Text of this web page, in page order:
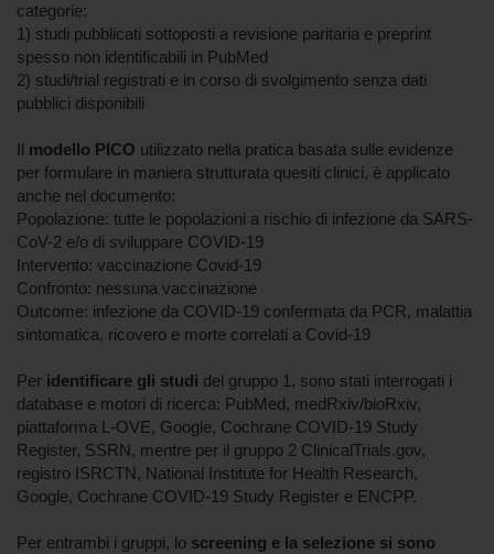
categorie:
1) studi pubblicati sottoposti a revisione paritaria e preprint
spesso non identificabili in PubMed
2) studi/trial registrati e in corso di svolgimento senza dati
pubblici disponibili
Il modello PICO utilizzato nella pratica basata sulle evidenze
per formulare in maniera strutturata quesiti clinici, è applicato
anche nel documento:
Popolazione: tutte le popolazioni a rischio di infezione da SARS-
CoV-2 e/o di sviluppare COVID-19
Intervento: vaccinazione Covid-19
Confronto: nessuna vaccinazione
Outcome: infezione da COVID-19 confermata da PCR, malattia
sintomatica, ricovero e morte correlati a Covid-19
Per identificare gli studi del gruppo 1, sono stati interrogati i
database e motori di ricerca: PubMed, medRxiv/bioRxiv,
piattaforma L-OVE, Google, Cochrane COVID-19 Study
Register, SSRN, mentre per il gruppo 2 ClinicalTrials.gov,
registro ISRCTN, National Institute for Health Research,
Google, Cochrane COVID-19 Study Register e ENCPP.
Per entrambi i gruppi, lo screening e la selezione si sono